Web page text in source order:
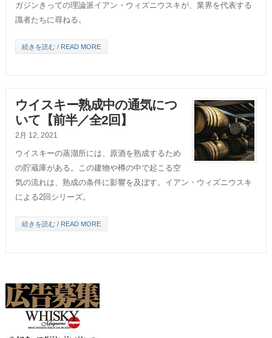
ガジンきっての理論派イアン・ウィズニウスキが、業界を代表する
識者たちに尋ねる。
続きを読む / READ MORE
ウイスキー熟成中の通気につ
いて【前半／全2回】
2月 12, 2021
ウイスキーの蒸溜所には、原酒を熟成するため
の貯蔵庫がある。この建物や樽の中で起こる空
気の流れは、熟成の条件に影響を及ぼす。イアン・ウィズニウスキ
による2回シリーズ。
続きを読む / READ MORE